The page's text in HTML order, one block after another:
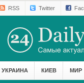
RSS Twitter
УКРАИНА КИЕВ МИР